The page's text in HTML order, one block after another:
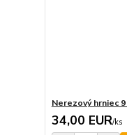
Nerezový hrniec
34,00 EUR/ks